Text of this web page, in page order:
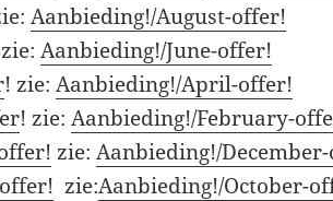
Aanbieding!/August-offer!
zie:Aanbieding!/June-offer!
! zie:Aanbieding!/April-offer!
! zie:Aanbieding!/February-
zie:Aanbieding!/
zie:Aanbieding!/October-